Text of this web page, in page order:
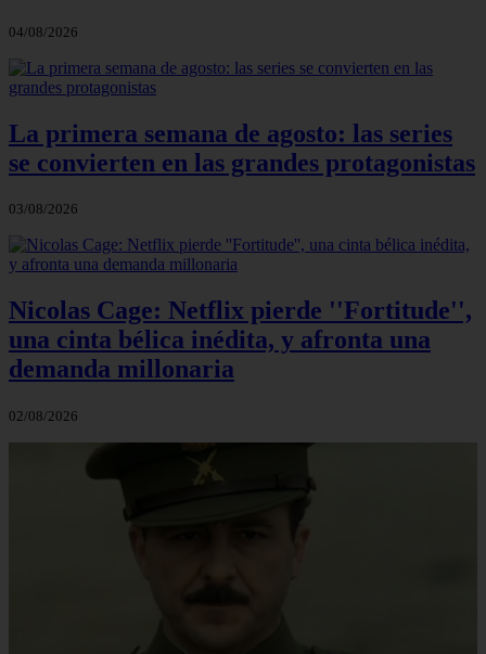
04/08/2026
La primera semana de agosto: las series
se convierten en las grandes protagonistas
03/08/2026
Nicolas Cage: Netflix pierde ''Fortitude'',
una cinta bélica inédita, y afronta una
demanda millonaria
02/08/2026